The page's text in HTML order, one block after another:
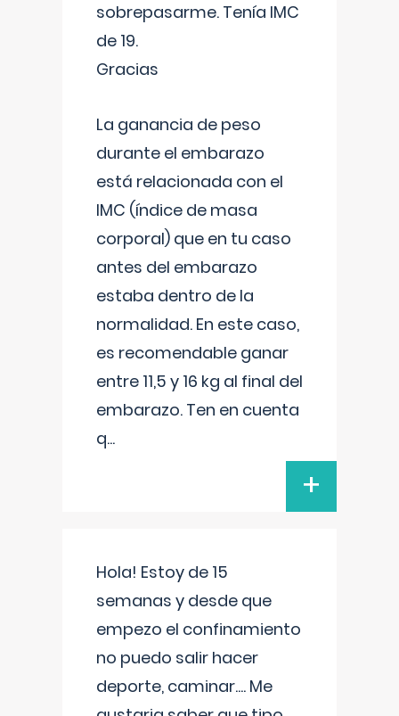
sobrepasarme. Tenía IMC
de 19.
Gracias
La ganancia de peso
durante el embarazo
está relacionada con el
IMC (índice de masa
corporal) que en tu caso
antes del embarazo
estaba dentro de la
normalidad. En este caso,
es recomendable ganar
entre 11,5 y 16 kg al final del
embarazo. Ten en cuenta
q...
+
Hola! Estoy de 15
semanas y desde que
empezo el confinamiento
no puedo salir hacer
deporte, caminar.... Me